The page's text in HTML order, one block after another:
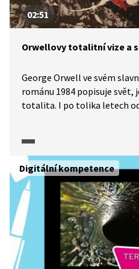
02:51
Orwellovy totalitní vize a
George Orwell ve svém
románu 1984 popisuje
totalita. I po tolika letech
zemí světa má dnes
Tendence k manipulaci a
napříč všemi společnostmi,
o to nebezpečnější, oč jsou
Digitální kompetence